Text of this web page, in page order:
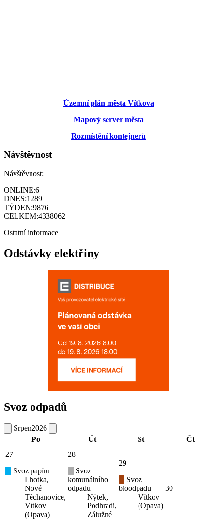
Územní plán města Vítkova
Mapový server města
Rozmístění kontejnerů
Návštěvnost
Návštěvnost:
ONLINE:6
DNES:1289
TÝDEN:9876
CELKEM:4338062
Ostatní informace
Odstávky elektřiny
Svoz odpadů
Srpen2026
Po
Út St
Čt
27
Svoz papíru
Lhotka,
Nové
Těchanovice,
Vítkov
(Opava)
28
Svoz
komunálního
odpadu
Nýtek,
Podhradí,
Zálužné
29
Svoz
bioodpadu
Vítkov
(Opava)
30